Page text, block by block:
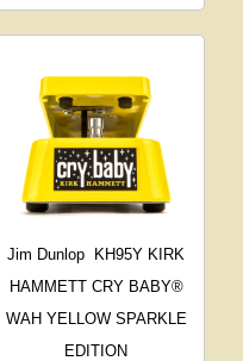
Jim Dunlop
KH95Y KIRK
HAMMETT CRY BABY®
WAH YELLOW SPARKLE
EDITION